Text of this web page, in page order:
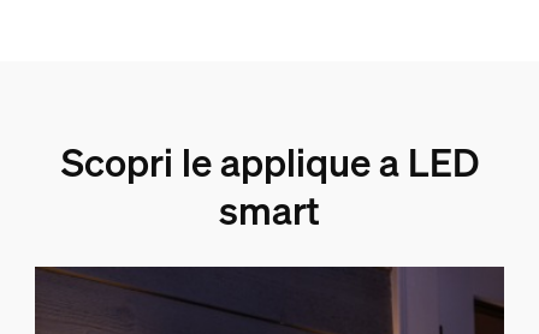
Scopri le applique a LED
smart